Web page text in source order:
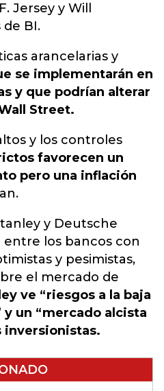
Jersey y Will
BI.
arancelarias y
se implementarán en
y que podrían alterar
Street.
y los controles
favorecen un
pero una inflación
y Deutsche
los bancos con
y pesimistas,
el mercado de
ve “riesgos a la baja
un “mercado alcista
inversionistas.